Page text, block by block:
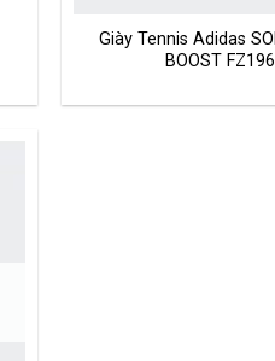
Giày Tennis Adidas
BOOST